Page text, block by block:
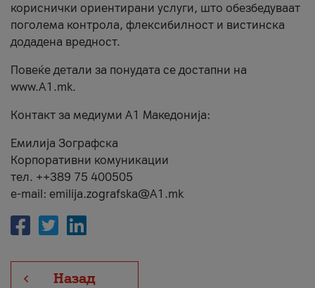
кориснички ориентирани услуги, што обезбедуваат
поголема контрола, флексибилност и вистинска
додадена вредност.
Повеќе детали за понудата се достапни на
www.А1.mk.
Контакт за медиуми А1 Македонија:
Емилија Зографска
Корпоративни комуникации
тел. ++389 75 400505
e-mail: emilija.zografska@A1.mk
Назад